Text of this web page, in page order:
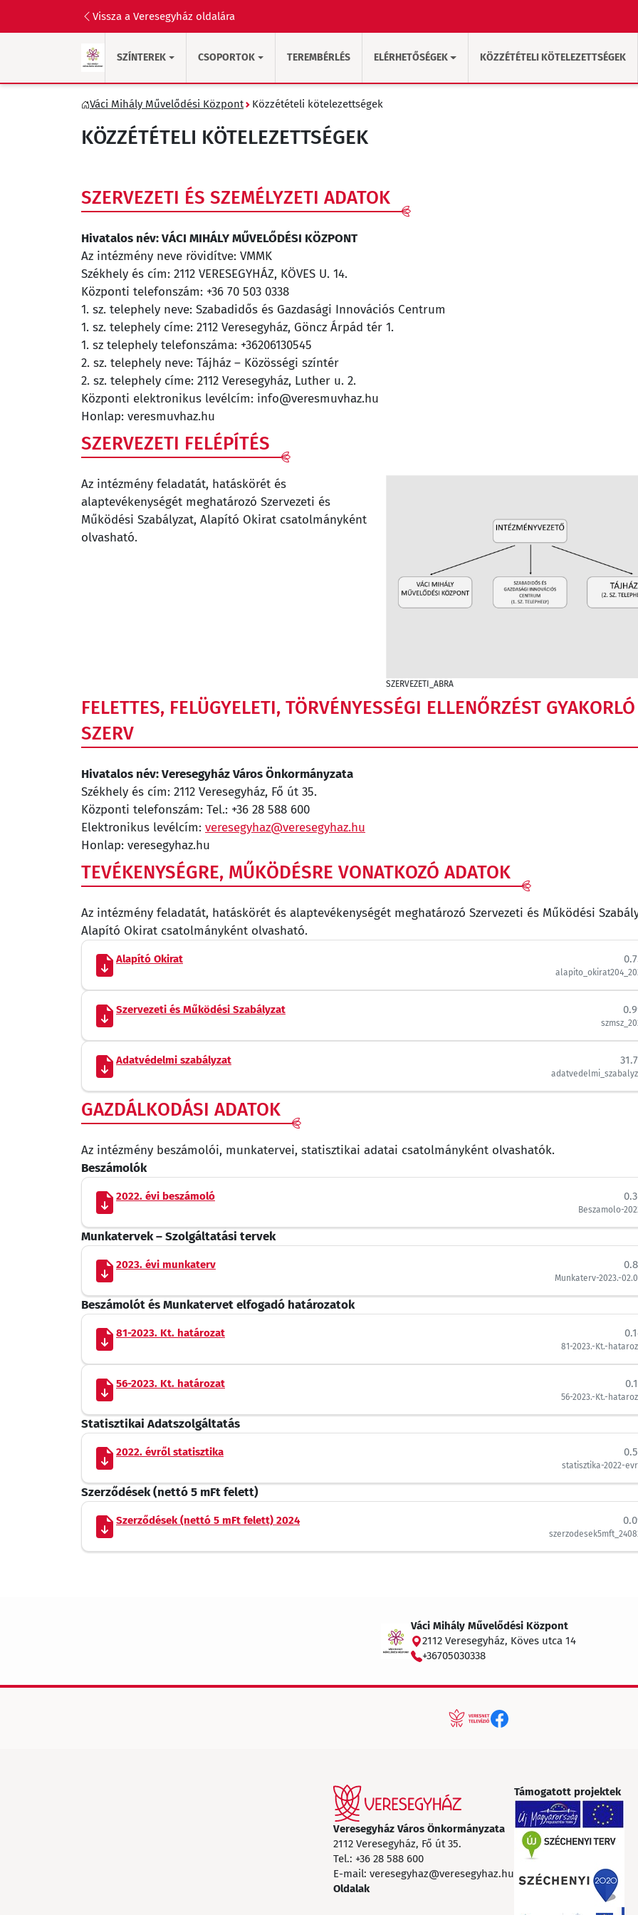
Vissza a Veresegyház oldalára
SZÍNTEREK CSOPORTOK TEREMBÉRLÉS ELÉRHETŐSÉGEK KÖZZÉTÉTELI KÖTELEZETTSÉGEK
Váci Mihály Művelődési Központ Közzétételi kötelezettségek
KÖZZÉTÉTELI KÖTELEZETTSÉGEK
SZERVEZETI ÉS SZEMÉLYZETI ADATOK
Hivatalos név: VÁCI MIHÁLY MŰVELŐDÉSI KÖZPONT
Az intézmény neve rövidítve: VMMK
Székhely és cím: 2112 VERESEGYHÁZ, KÖVES U. 14.
Központi telefonszám: +36 70 503 0338
1. sz. telephely neve: Szabadidős és Gazdasági Innovációs Centrum
1. sz. telephely címe: 2112 Veresegyház, Göncz Árpád tér 1.
1. sz telephely telefonszáma: +36206130545
2. sz. telephely neve: Tájház – Közösségi színtér
2. sz. telephely címe: 2112 Veresegyház, Luther u. 2.
Központi elektronikus levélcím: info@veresmuvhaz.hu
Honlap: veresmuvhaz.hu
SZERVEZETI FELÉPÍTÉS
SZERVEZETI_ABRA
Az intézmény feladatát, hatáskörét és
alaptevékenységét meghatározó Szervezeti és
Működési Szabályzat, Alapító Okirat csatolmányként
olvasható.
FELETTES, FELÜGYELETI, TÖRVÉNYESSÉGI ELLENŐRZÉST GYAKORLÓ
SZERV
Hivatalos név: Veresegyház Város Önkormányzata
Székhely és cím: 2112 Veresegyház, Fő út 35.
Központi telefonszám: Tel.: +36 28 588 600
Elektronikus levélcím: veresegyhaz@veresegyhaz.hu
Honlap: veresegyhaz.hu
TEVÉKENYSÉGRE, MŰKÖDÉSRE VONATKOZÓ ADATOK
Az intézmény feladatát, hatáskörét és alaptevékenységét meghatározó Szervezeti és Működési
Alapító Okirat csatolmányként olvasható.
Alapító Okirat
Szervezeti és Működési Szabályzat
Adatvédelmi szabályzat
GAZDÁLKODÁSI ADATOK
Az intézmény beszámolói, munkatervei, statisztikai adatai csatolmányként olvashatók.
Beszámolók
2022. évi beszámoló
Beszamolo-
Munkatervek – Szolgáltatási tervek
2023. évi munkaterv
Munkaterv-2023.-
Beszámolót és Munkatervet elfogadó határozatok
81-2023. Kt. határozat
81-2023.-Kt.-
56-2023. Kt. határozat
56-2023.-Kt.-
Statisztikai Adatszolgáltatás
2022. évről statisztika
statisztika-2022-
Szerződések (nettó 5 mFt felett)
Szerződések (nettó 5 mFt felett) 2024
Váci Mihály Művelődési Központ
2112 Veresegyház, Köves utca 14
+36705030338
Veresegyház Város Önkormányzata
2112 Veresegyház, Fő út 35.
Tel.: +36 28 588 600
E-mail: veresegyhaz@veresegyhaz.hu
Oldalak
Támogatott projektek